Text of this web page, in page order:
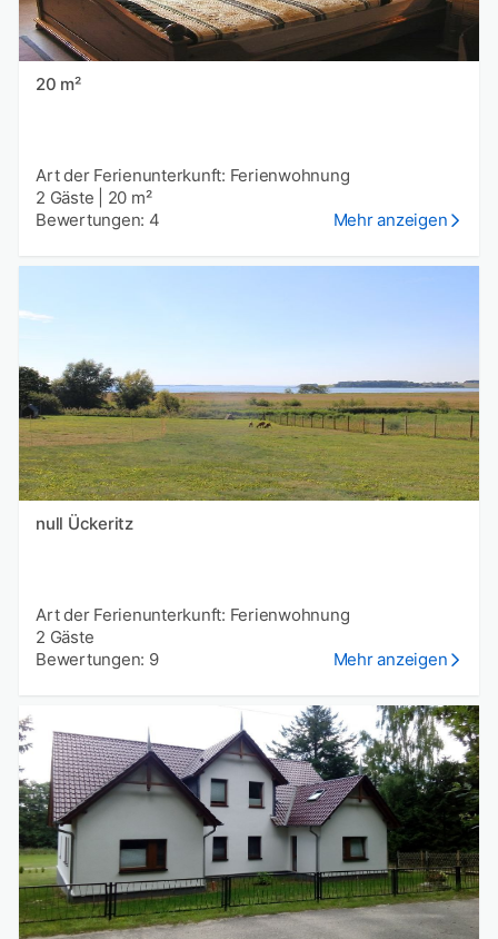
20 m²
Art der Ferienunterkunft: Ferienwohnung
2 Gäste
20 m²
Bewertungen: 4
Mehr anzeigen
null Ückeritz
Art der Ferienunterkunft: Ferienwohnung
2 Gäste
Bewertungen: 9
Mehr anzeigen